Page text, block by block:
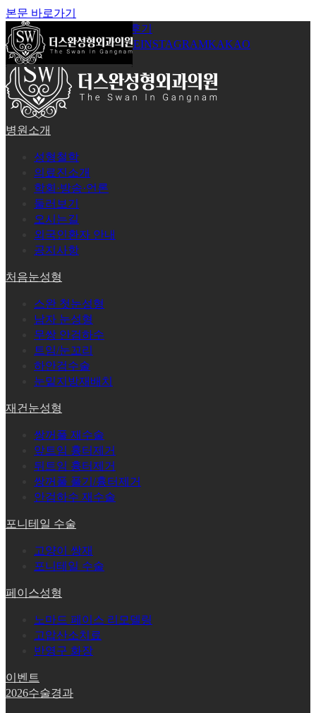
본문 바로가기
공지사항
시술후기
로그인회원가입YOUTUBEINSTAGRAMKAKAO
병원소개
성형철학
의료진소개
학회·방송·언론
둘러보기
오시는길
외국인환자 안내
공지사항
처음눈성형
스완 첫눈성형
남자 눈성형
무쌍 안검하수
트임/눈꼬리
하안검수술
눈밑지방재배치
재건눈성형
쌍꺼풀 재수술
앞트임 흉터제거
뒤트임 흉터제거
쌍꺼풀 풀기/흉터제거
안검하수 재수술
포니테일 수술
고양이 쌍재
포니테일 수술
페이스성형
노마드 페이스 리모델링
고압산소치료
반영구 화장
이벤트
2026수술경과